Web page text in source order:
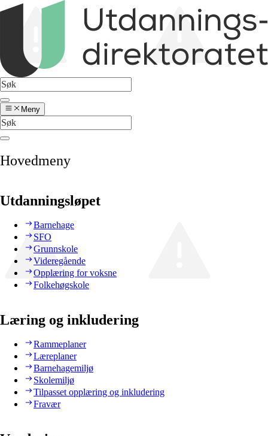
Meny
Hovedmeny
Utdanningsløpet
Barnehage
SFO
Grunnskole
Videregående
Opplæring for voksne
Folkehøgskole
Læring og inkludering
Rammeplaner
Læreplaner
Barnehagemiljø
Skolemiljø
Tilpasset opplæring og inkludering
Fravær